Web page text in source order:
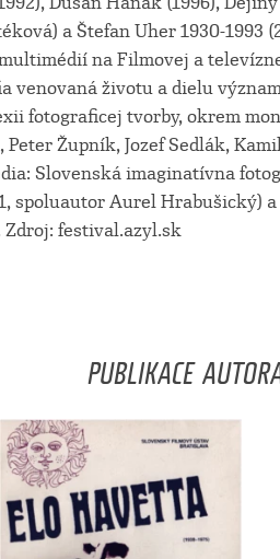
a Štefan Uher 1930-1993
na Filmovej a
venovaná životu a dielu
fotograficej tvorby, okrem
Peter Župník, Jozef Sedlák,
Slovenská imaginatívna
spoluautor Aurel Hrabušický)
Zdroj: festival.azyl.sk
PUBLIKACE